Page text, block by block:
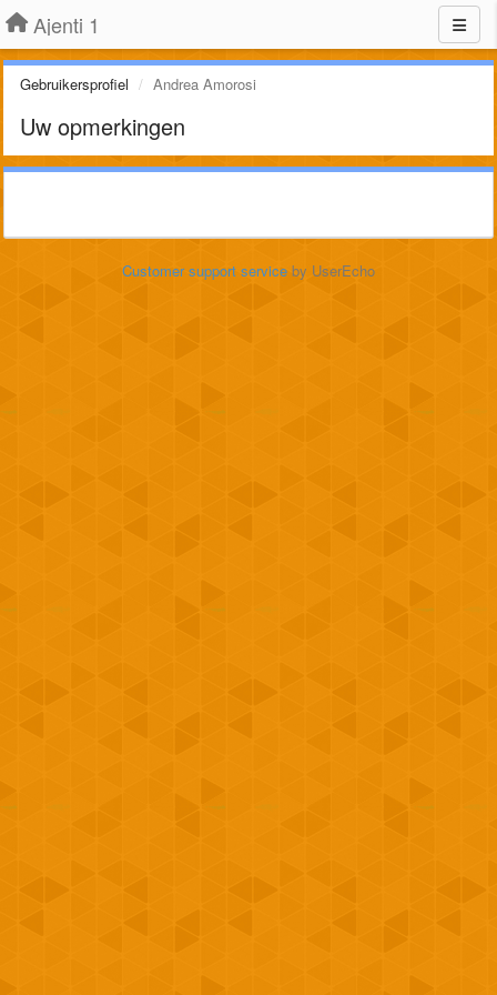
Ajenti 1
Gebruikersprofiel Andrea Amorosi
Uw opmerkingen
Customer support service by UserEcho